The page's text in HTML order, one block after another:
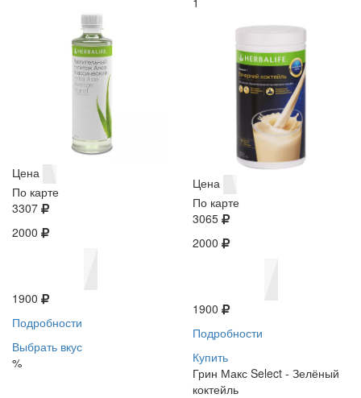
Цена
По карте
3307
2000
1900
Подробности
Выбрать вкус
%
Цена
По карте
3065
2000
1900
Подробности
Купить
Грин Макс Select - Зелёный
коктейль